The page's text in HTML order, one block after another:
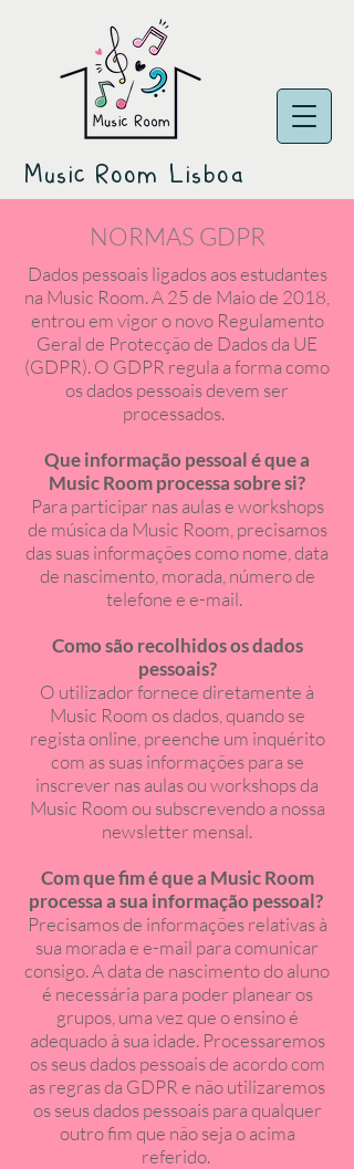
Music Room Lisboa
NORMAS GDPR
Dados pessoais ligados aos estudantes
na Music Room. A 25 de Maio de 2018,
entrou em vigor o novo Regulamento
Geral de Protecção de Dados da UE
(GDPR). O GDPR regula a forma como
os dados pessoais devem ser
processados.
Que informação pessoal é que a
Music Room processa sobre si?
Para participar nas aulas e workshops
de música da Music Room, precisamos
das suas informações como nome, data
de nascimento, morada, número de
telefone e e-mail.
Como são recolhidos os dados
pessoais?
O utilizador fornece diretamente à
Music Room os dados, quando se
regista online, preenche um inquérito
com as suas informações para se
inscrever nas aulas ou workshops da
Music Room ou subscrevendo a nossa
newsletter mensal.
Com que fim é que a Music Room
processa a sua informação pessoal?
Precisamos de informações relativas à
sua morada e e-mail para comunicar
consigo. A data de nascimento do aluno
é necessária para poder planear os
grupos, uma vez que o ensino é
adequado à sua idade. Processaremos
os seus dados pessoais de acordo com
as regras da GDPR e não utilizaremos
os seus dados pessoais para qualquer
outro fim que não seja o acima
referido.